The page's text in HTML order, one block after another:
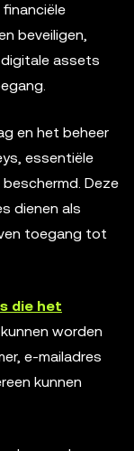
beveiligen,
assets
en het beheer
essentiële
Deze
dienen als
toegang tot
die het
worden
e-mailadres
kunnen